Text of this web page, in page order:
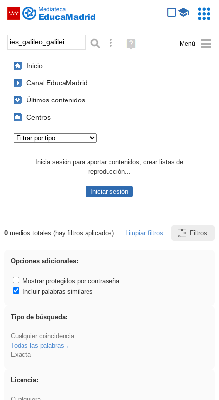
Saltar navegación
Palabra o frase: Búsqueda avanzada
Ayuda
(en
Inicio
Canal EducaMadrid
Últimos contenidos
Centros
Inicia sesión para aportar contenidos, crear listas de
reproducción...
Iniciar sesión
Resultados de: ies_galileo_galilei
0medios totales (hay filtros aplicados) Limpiar filtros Filtros
Opciones adicionales:
Mostrar protegidos por contraseña
Incluir palabras similares
Tipo de búsqueda:
Cualquier coincidencia
Todas las palabras
Exacta
Licencia: